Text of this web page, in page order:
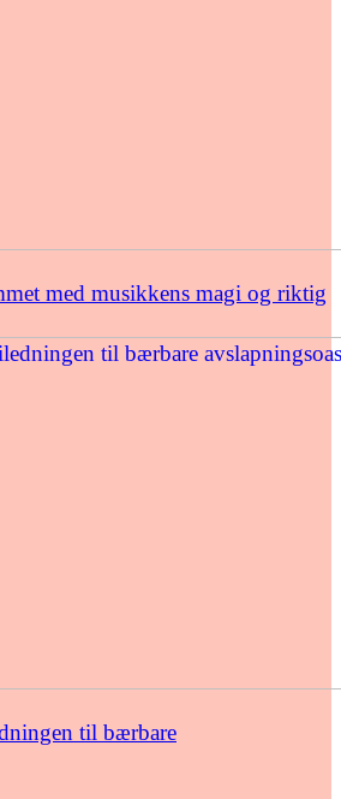
med musikkens magi og riktig
til bærbare